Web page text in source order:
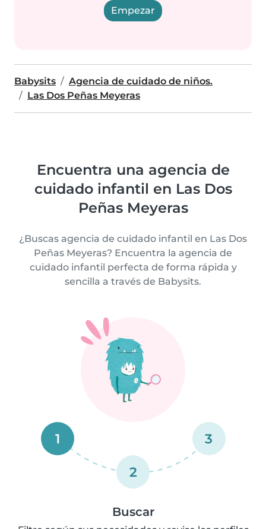
Empezar
Babysits
Agencia de cuidado de niños.
Las Dos Peñas Meyeras
Encuentra una agencia de
cuidado infantil en Las Dos
Peñas Meyeras
¿Buscas agencia de cuidado infantil en Las Dos
Peñas Meyeras? Encuentra la agencia de
cuidado infantil perfecta de forma rápida y
sencilla a través de Babysits.
1
2
3
Buscar